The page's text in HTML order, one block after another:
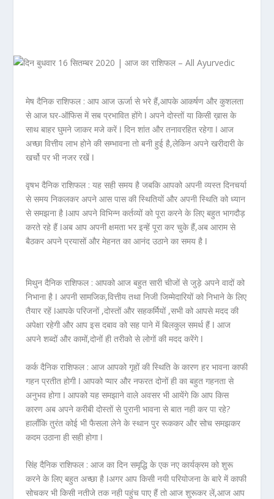
मेष दैनिक राशिफल :आप आज ऊर्जा से भरे हैं,आपके आकर्षण और कुशलता
से आज घर-ऑफिस में सब प्रभावित होंगे ǀ अपने दोस्तों या किसी ख़ास के
साथ बाहर घुमने जाकर मजे करें ǀ दिन शांत और तनावरहित रहेगा ǀ आज
अच्छा वित्तीय लाभ होने की सम्भावना तो बनी हुई है,लेकिन अपने खरीदारी के
खर्चो पर भी नजर रखें ǀ
वृषभ दैनिक राशिफल :यह सही समय है जबकि आपको अपनी व्यस्त दिनचर्या
से समय निकलकर अपने आस पास की स्थितियों और अपनी स्थिति को ध्यान
से समझना है ǀआप अपने विभिन्न कर्तव्यों को पूरा करने के लिए बहुत भागदौड़
करते रहे हैं ǀअब आप अपनी क्षमता भर इन्हें पूरा कर चुके हैं,अब आराम से
बैठकर अपने प्रयासों और मेहनत का आनंद उठाने का समय है ǀ
मिथुन दैनिक राशिफल : आपको आज बहुत सारी चीजों से जुड़े अपने वादों को
निभाना है ǀ अपनी सामजिक,वित्तीय तथा निजी जिम्मेदारियों को निभाने के लिए
तैयार रहें ǀआपके परिजनों ,दोस्तों और सहकर्मियों ,सभी को आपसे मदद की
अपेक्षा रहेगी और आप इस दबाव को सह पाने में बिलकुल समर्थ हैं ǀ आज
अपने शब्दों और कामों,दोनों ही तरीको से लोगों की मदद करेंगे ǀ
कर्क दैनिक राशिफल :आज आपको गृहों की स्थिति के कारण हर भावना काफी
गहन प्रतीत होगी ǀ आपको प्यार और नफरत दोनों ही का बहुत गहनता से
अनुभव होगा ǀ आपको यह समझाने वाले अवसर भी आयेंगे कि आप किस
कारण अब अपने करीबी दोस्तों से पुरानी भावना से बात नही कर पा रहे?
हालाँकि तुरंत कोई भी फैसला लेने के स्थान पुर रूककर और सोच समझकर
कदम उठाना ही सही होगा ǀ
सिंह दैनिक राशिफल :आज का दिन समृद्धि के एक नए कार्यक्रम को शुरू
करने के लिए बहुत अच्छा है ǀअगर आप किसी नयी परियोजना के बारे में काफी
सोचकर भी किसी नतीजे तक नही पहुंच पाए हैं तो आज शुरूकर लें,आज आप